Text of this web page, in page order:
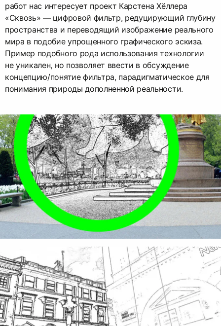
работ нас интересует проект Карстена Хёллера
«Сквозь» — цифровой фильтр, редуцирующий глубину
пространства и переводящий изображение реального
мира в подобие упрощенного графического эскиза.
Пример подобного рода использования технологии
не уникален, но позволяет ввести в обсуждение
концепцию/понятие фильтра, парадигматическое для
понимания природы дополненной реальности.